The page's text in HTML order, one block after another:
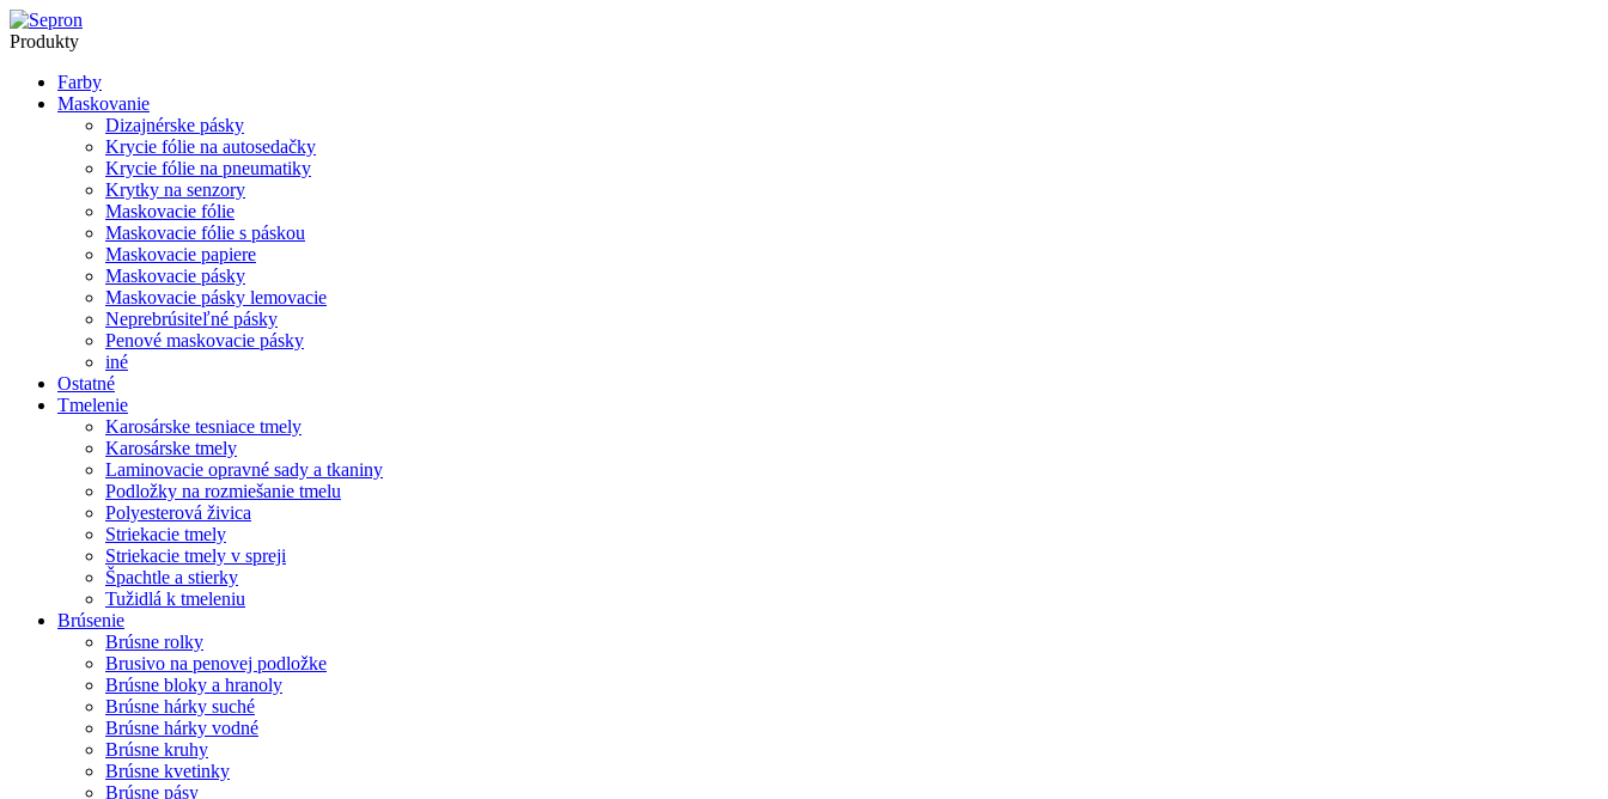
Produkty
Farby
Maskovanie
Dizajnérske pásky
Krycie fólie na autosedačky
Krycie fólie na pneumatiky
Krytky na senzory
Maskovacie fólie
Maskovacie fólie s páskou
Maskovacie papiere
Maskovacie pásky
Maskovacie pásky lemovacie
Neprebrúsiteľné pásky
Penové maskovacie pásky
iné
Ostatné
Tmelenie
Karosárske tesniace tmely
Karosárske tmely
Laminovacie opravné sady a tkaniny
Podložky na rozmiešanie tmelu
Polyesterová živica
Striekacie tmely
Striekacie tmely v spreji
Špachtle a stierky
Tužidlá k tmeleniu
Brúsenie
Brúsne rolky
Brusivo na penovej podložke
Brúsne bloky a hranoly
Brúsne hárky suché
Brúsne hárky vodné
Brúsne kruhy
Brúsne kvetinky
Brúsne pásy